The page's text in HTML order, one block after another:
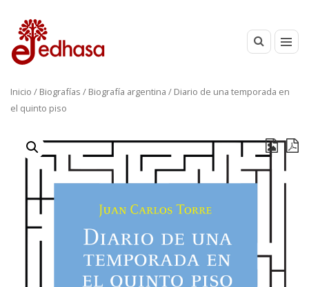
Inicio / Biografías / Biografía argentina / Diario de una temporada en
el quinto piso